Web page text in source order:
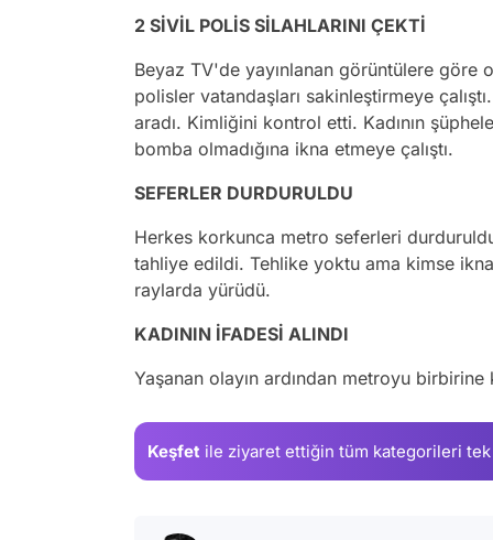
2 SİVİL POLİS SİLAHLARINI ÇEKTİ
Beyaz TV'de yayınlanan görüntülere göre
polisler vatandaşları sakinleştirmeye
aradı. Kimliğini kontrol etti. Kadının
bomba olmadığına ikna etmeye çalıştı.
SEFERLER DURDURULDU
Herkes korkunca metro seferleri
tahliye edildi. Tehlike yoktu ama kimse
raylarda yürüdü.
KADININ İFADESİ ALINDI
Yaşanan olayın ardından metroyu birbirine
Keşfet ile ziyaret ettiğin tüm kategorileri tek